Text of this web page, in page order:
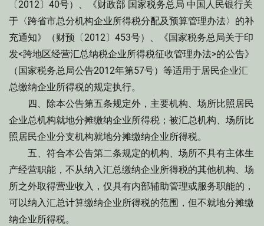
〔2012〕40号）、《财政部 国家税务总局 中国人民银行关
于〈跨省市总分机构企业所得税分配及预算管理办法〉的补
充通知》（财预〔2012〕453号）、《国家税务总局关于印
发<跨地区经营汇总纳税企业所得税征收管理办法>的公告》
（国家税务总局公告2012年第57号）等适用于居民企业汇
总缴纳企业所得税的规定执行。
四、除本公告第五条规定外，主要机构、场所比照居民
企业总机构就地分摊缴纳企业所得税；被汇总机构、场所比
照居民企业分支机构就地分摊缴纳企业所得税。
五、符合本公告第二条规定的机构、场所不具有主体生
产经营职能，不从纳入汇总缴纳企业所得税的其他机构、场
所之外取得营业收入，仅具有内部辅助管理或服务职能的，
可以纳入汇总计算缴纳企业所得税的范围，但不就地分摊缴
纳企业所得税。